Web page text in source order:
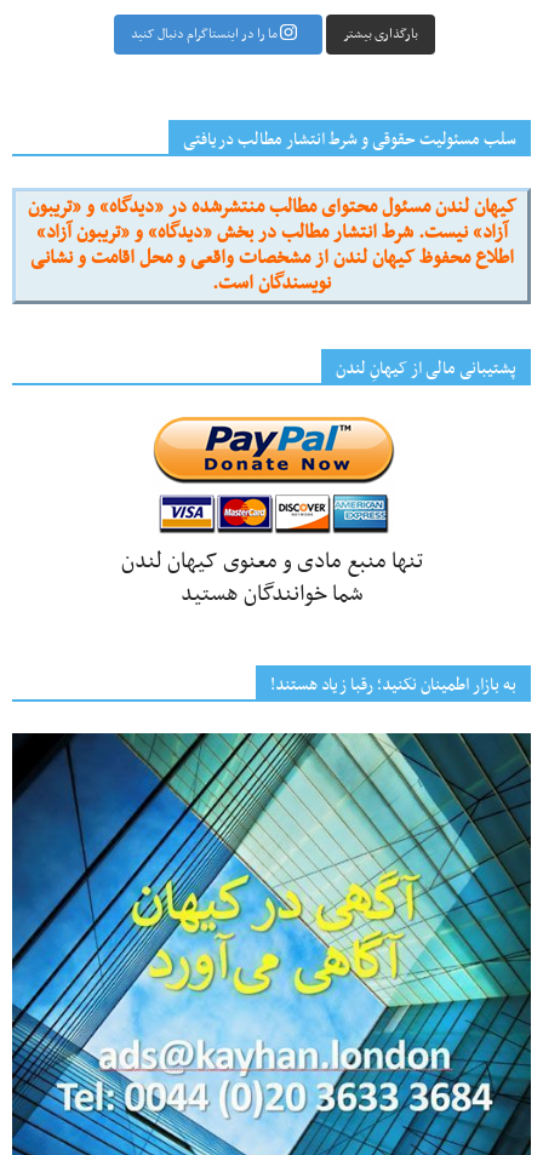
بارگذاری بیشتر ما را در اینستاگرام دنبال کنید
سلب مسئولیت حقوقی و شرط انتشار مطالب دریافتی
کیهان لندن مسئول محتوای مطالب منتشرشده در «دیدگاه» و «تریبون
آزاد» نیست. شرط انتشار مطالب در بخش «دیدگاه» و «تریبون آزاد»
اطلاع محفوظ کیهان لندن از مشخصات واقعی و محل اقامت و نشانی
نویسندگان است.
پشتیبانی مالی از کیهانِ لندن
تنها منبع مادی و معنوی کیهان لندن
شما خوانندگان هستید
به بازار اطمینان نکنید؛ رقبا زیاد هستند!